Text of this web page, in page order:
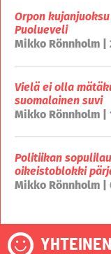
Orpon
Puolueveli
Mikko Rönnholm |
Vielä ei olla
suomalainen suvi
Mikko Rönnholm |
Politiikan
oikeistoblokki
Mikko Rönnholm |